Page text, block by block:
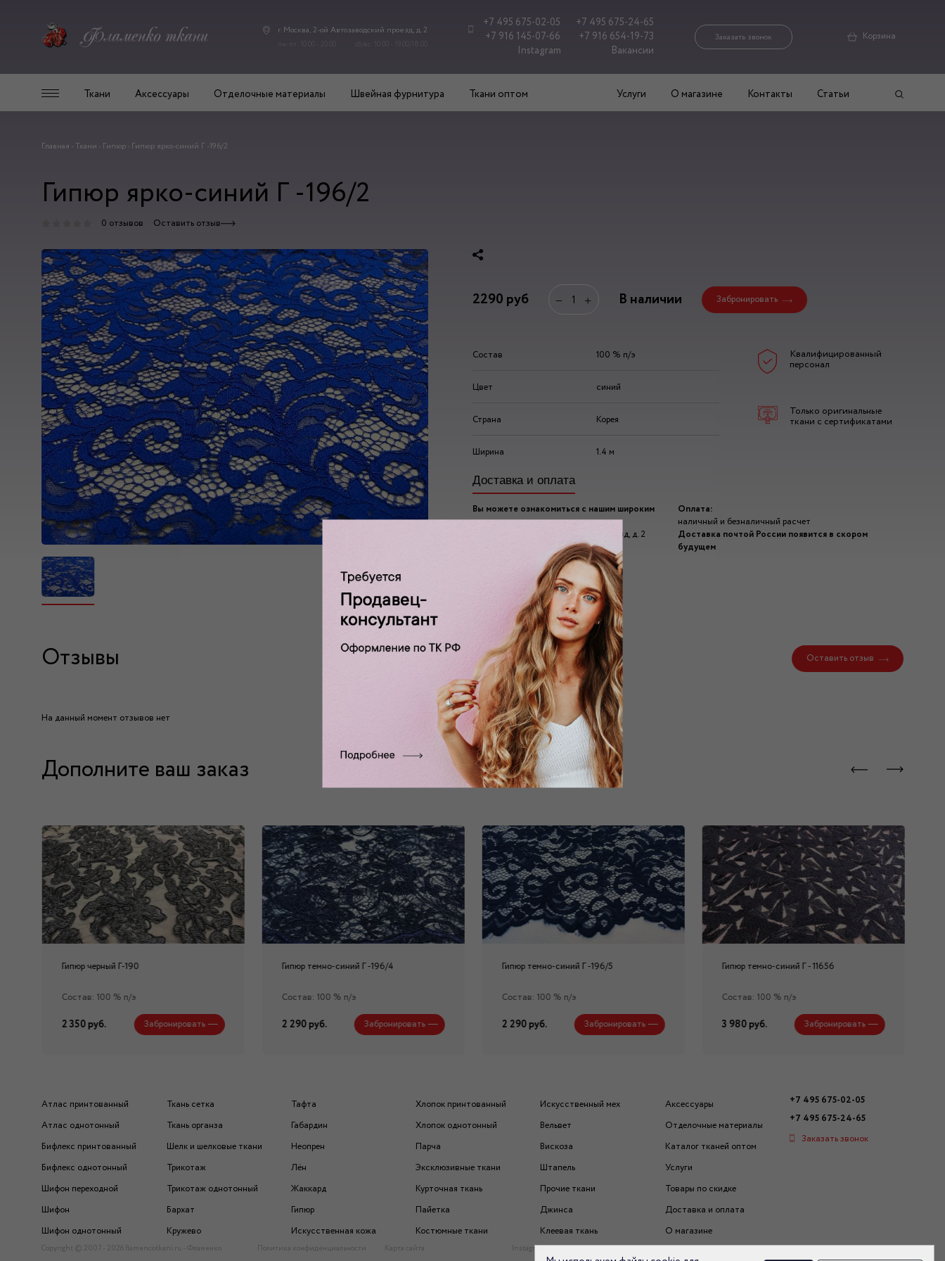
г. Москва, 2-ой Автозаводский проезд, д. 2
+7 495 675-02-05
+7 495 675-24-65
+7 916 145-07-66
+7 916 654-19-73
Instagram
Вакансии
Заказать звонок Корзина
Ткани Аксессуары Отделочные материалы Швейная фурнитура Ткани оптом Услуги О магазине Контакты Статьи
Главная - Ткани - Гипюр- Гипюр ярко-синий Г -196/2
Гипюр ярко-синий Г -196/2
0 отзывов Оставить отзыв
2290 руб − + В наличии Забронировать
Состав 100 % п/э
Цвет синий
Страна Корея
Ширина 1.4 м
Квалифицированный
персонал
Только оригинальные
ткани с сертификатами
Доставка и оплата
Вы можете ознакомиться с нашим широким
ассортиментом по адресу:
г. Москва, 2-ой Автозаводский проезд, д. 2
пн-пт: 10.00 - 20.00
сб/вс: 10.00 - 19.00/18.00
Оплата:
наличный и безналичный расчет
Доставка почтой России появится в скором
будущем
Отзывы Оставить отзыв
На данный момент отзывов нет
Дополните ваш заказ
Гипюр черный Г-190
Состав: 100 % п/э
2 350 руб. Забронировать
Гипюр темно-синий Г -196/4
Состав: 100 % п/э
2 290 руб. Забронировать
Гипюр темно-синий Г -196/5
Состав: 100 % п/э
2 290 руб. Забронировать
Гипюр темно-синий Г - 11656
Состав: 100 % п/э
3 980 руб. Забронировать
Атлас принтованный
Атлас однотонный
Бифлекс принтованный
Бифлекс однотонный
Шифон переходной
Шифон
Шифон однотонный
Ткань сетка
Ткань органза
Шелк и шелковые ткани
Трикотаж
Трикотаж однотонный
Бархат
Кружево
Тафта
Габардин
Неопрен
Лён
Жаккард
Гипюр
Искусственная кожа
Хлопок принтованный
Хлопок однотонный
Парча
Эксклюзивные ткани
Курточная ткань
Пайетка
Костюмные ткани
Искусственный мех
Вельвет
Вискоза
Штапель
Прочие ткани
Джинса
Клеевая ткань
Аксессуары
Отделочные материалы
Каталог тканей оптом
Услуги
Товары по скидке
Доставка и оплата
О магазине
+7 495 675-02-05
+7 495 675-24-65
Заказать звонок
Copyright © 2007 - 2026 flamencotkani.ru - Фламенко Политика конфиденциальности Карта сайта Instagram